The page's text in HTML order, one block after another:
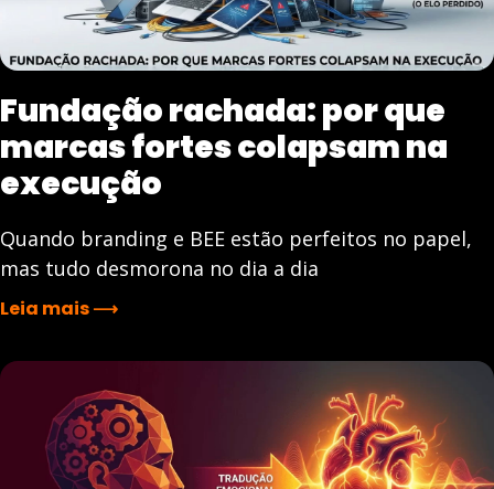
Fundação rachada: por que
marcas fortes colapsam na
execução
Quando branding e BEE estão perfeitos no papel,
mas tudo desmorona no dia a dia
Leia mais ⟶